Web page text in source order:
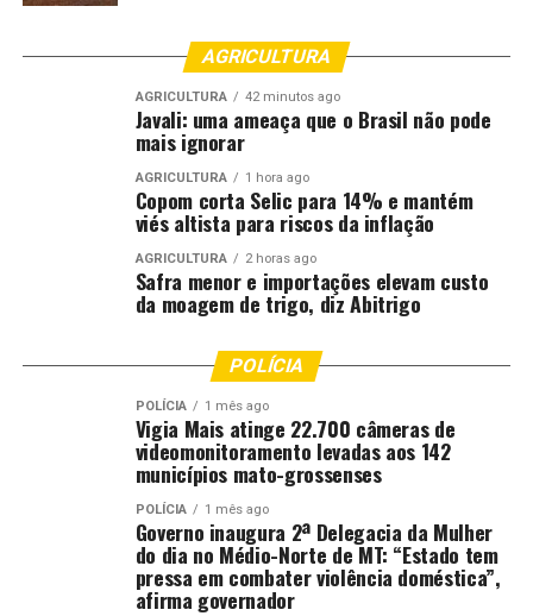
AGRICULTURA
AGRICULTURA 42 minutos ago
Javali: uma ameaça que o Brasil não pode
mais ignorar
AGRICULTURA 1 hora ago
Copom corta Selic para 14% e mantém
viés altista para riscos da inflação
AGRICULTURA 2 horas ago
Safra menor e importações elevam custo
da moagem de trigo, diz Abitrigo
POLÍCIA
POLÍCIA 1 mês ago
Vigia Mais atinge 22.700 câmeras de
videomonitoramento levadas aos 142
municípios mato-grossenses
POLÍCIA 1 mês ago
Governo inaugura 2ª Delegacia da Mulher
do dia no Médio-Norte de MT: “Estado tem
pressa em combater violência doméstica”,
afirma governador